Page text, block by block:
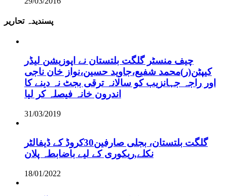
پسندیدہ تحاریر
چیف منسٹر گلگت بلتستان نے اپوزیشن لیڈر
کیپٹن(ر)محمد شفیع،جاوید حسین،نواز خان ناجی
اور راجہ جہانزیب کو سالانہ ترقی بجٹ نہ دینے کا
اندرون خانہ فیصلہ کر لیا
31/03/2019
گلگت بلتستان، بجلی صارفین30کروڈ کے ڈیفالٹر
نکلے,ریکوری کے لیے باضابطہ پلان
18/01/2022